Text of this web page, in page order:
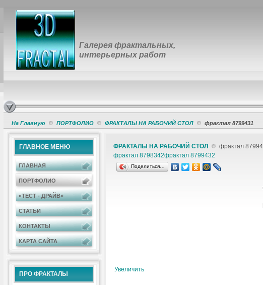
Галерея фрактальных,
интерьерных работ
На Главную ПОРТФОЛИО ФРАКТАЛЫ НА РАБОЧИЙ СТОЛ фрактал 8799431
ГЛАВНОЕ МЕНЮ
ГЛАВНАЯ
ПОРТФОЛИО
«ТЕСТ - ДРАЙВ»
СТАТЬИ
КОНТАКТЫ
КАРТА САЙТА
ПРО ФРАКТАЛЫ
ФРАКТАЛЫ НА РАБОЧИЙ СТОЛ
фрактал
фрактал 8798342фрактал 8799432
Поделиться…
Увеличить